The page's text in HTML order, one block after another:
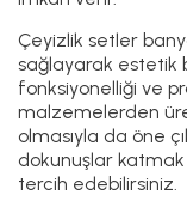
Çeyizlik setler
sağlayarak estetik
fonksiyonelliği ve
malzemelerden
olmasıyla da öne
dokunuşlar
tercih edebilirsiniz.